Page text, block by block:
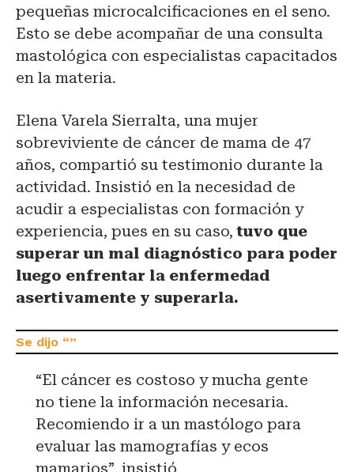
pequeñas microcalcificaciones en el seno.
Esto se debe acompañar de una consulta
mastológica con especialistas capacitados
en la materia.
Elena Varela Sierralta, una mujer
sobreviviente de cáncer de mama de 47
años, compartió su testimonio durante la
actividad. Insistió en la necesidad de
acudir a especialistas con formación y
experiencia, pues en su caso, tuvo que
superar un mal diagnóstico para poder
luego enfrentar la enfermedad
asertivamente y superarla.
“El cáncer es costoso y mucha gente
no tiene la información necesaria.
Recomiendo ir a un mastólogo para
evaluar las mamografías y ecos